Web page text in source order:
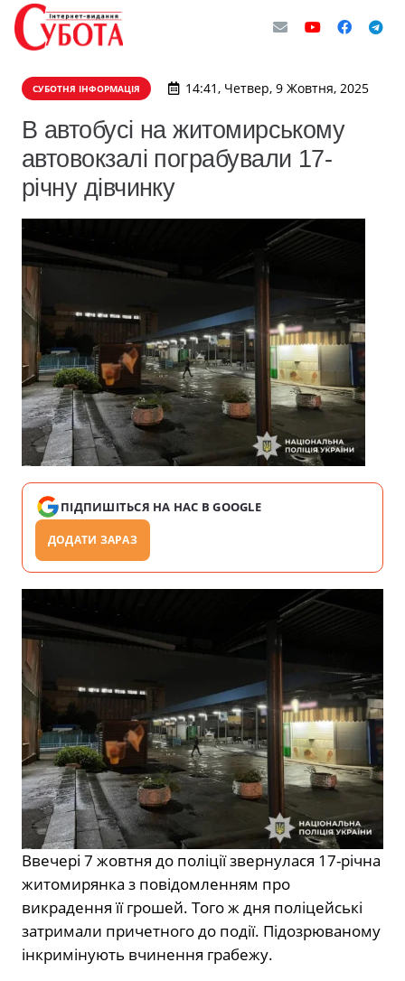
СУБОТНЯ ІНФОРМАЦІЯ 14:41, Четвер, 9 Жовтня, 2025
В автобусі на житомирському
автовокзалі пограбували 17-
річну дівчинку
ПІДПИШІТЬСЯ НА НАС В GOOGLE
ДОДАТИ ЗАРАЗ
Ввечері 7 жовтня до поліції звернулася 17-річна
житомирянка з повідомленням про
викрадення її грошей. Того ж дня поліцейські
затримали причетного до події. Підозрюваному
інкримінують вчинення грабежу.